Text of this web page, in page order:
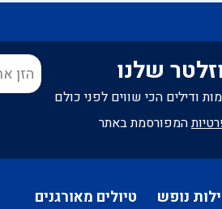
שלנו
ודילים הכי שווים לפני כולם
המפורסמת באתר
נופש טיולים מאורגנים